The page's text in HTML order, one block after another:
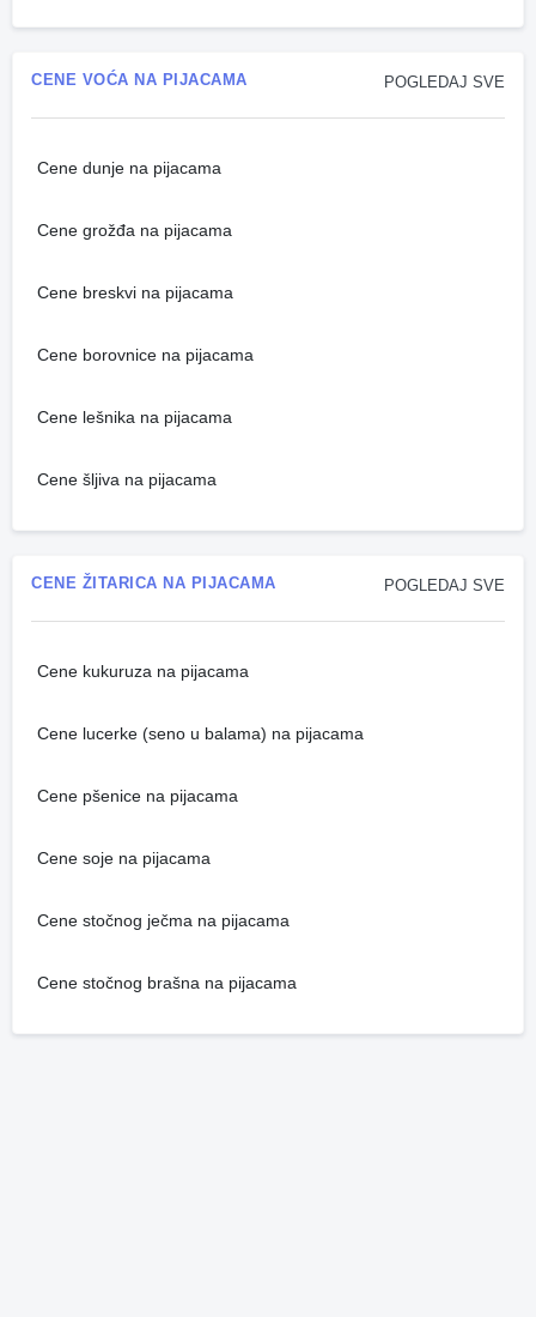
POGLEDAJ SVE
CENE VOĆA NA PIJACAMA
Cene dunje na pijacama
Cene grožđa na pijacama
Cene breskvi na pijacama
Cene borovnice na pijacama
Cene lešnika na pijacama
Cene šljiva na pijacama
POGLEDAJ SVE
CENE ŽITARICA NA PIJACAMA
Cene kukuruza na pijacama
Cene lucerke (seno u balama) na pijacama
Cene pšenice na pijacama
Cene soje na pijacama
Cene stočnog ječma na pijacama
Cene stočnog brašna na pijacama